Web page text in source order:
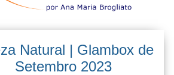
Natural | Glambox de
Setembro 2023